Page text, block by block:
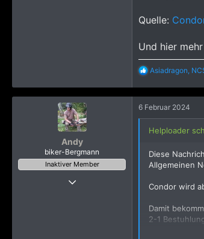
Quelle:
Und hier
R
a
k
t
i
o
n
:
Asiadragon,
Andy
biker-Bergmann
Inaktiver Member
24 August 2010
6 Februar 2024
Helploader
Diese
Allgemeinen
Condor wird
Damit
2-1
Also eine